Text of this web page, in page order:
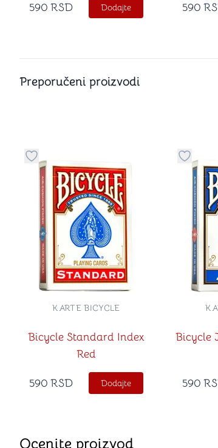
590 RSD Dodajte 590
Preporučeni proizvodi
Dugme za dodavanje stvari u kategoriju
Bicycle Standard Index
Red
KARTE BICYCLE
590 RSD Dodajte
Dugme
Bicycle
590
Ocenite proizvod